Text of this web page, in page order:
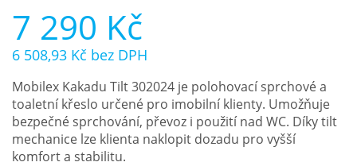
7 290 Kč
6 508,93 Kč bez DPH
Mobilex Kakadu Tilt 302024 je polohovací sprchové a
toaletní křeslo určené pro imobilní klienty. Umožňuje
bezpečné sprchování, převoz i použití nad WC. Díky tilt
mechanice lze klienta naklopit dozadu pro vyšší
komfort a stabilitu.